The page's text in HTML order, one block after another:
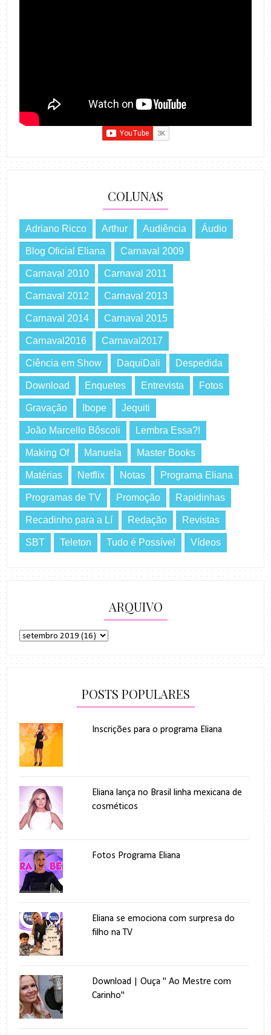
COLUNAS
Adriano Ricco Arthur Audiência Áudio
Blog Oficial Eliana Carnaval 2009
Carnaval 2010 Carnaval 2011
Carnaval 2012 Carnaval 2013
Carnaval 2014 Carnaval 2015
Carnaval2016 Carnaval2017
Ciência em Show DaquiDali Despedida
Download Enquetes Entrevista Fotos
Gravação Ibope Jequiti
João Marcello Bôscoli Lembra Essa?!
Making Of Manuela Master Books
Matérias Netflix Notas Programa Eliana
Programas de TV Promoção Rapidinhas
Recadinho para a Lí Redação Revistas
SBT Teleton Tudo é Possível Vídeos
ARQUIVO
POSTS POPULARES
Inscrições para o programa Eliana
Eliana lança no Brasil linha mexicana de
cosméticos
Fotos Programa Eliana
Eliana se emociona com surpresa do
filho na TV
Download | Ouça " Ao Mestre com
Carinho"